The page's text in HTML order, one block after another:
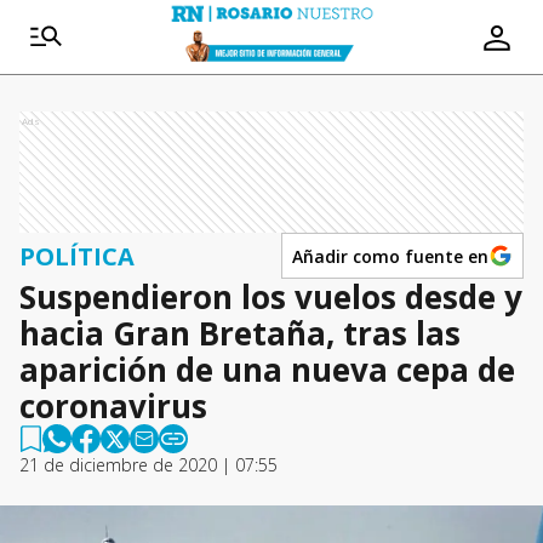
Ads
POLÍTICA Añadir como fuente en
Suspendieron los vuelos desde y
hacia Gran Bretaña, tras las
aparición de una nueva cepa de
coronavirus
21 de diciembre de 2020 | 07:55